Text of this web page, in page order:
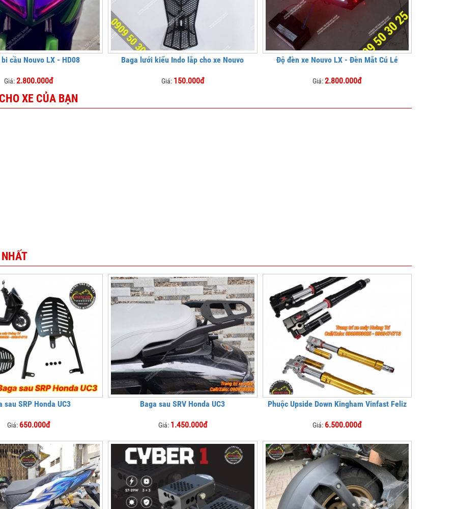
cầu Nouvo LX - HD08
Giá:2.800.000đ
Baga lưới kiểu Indo lắp cho xe Nouvo
Giá: 150.000đ
Độ đèn xe Nouvo LX - Đèn Mắt Cú Lé
Giá:2.800.000đ
XE CỦA BẠN
sau SRP Honda UC3
Giá: 650.000đ
Baga sau SRV Honda UC3
Giá: 1.450.000đ
Phuộc Upside Down Kingham Vinfast Feliz
Giá: 6.500.000đ